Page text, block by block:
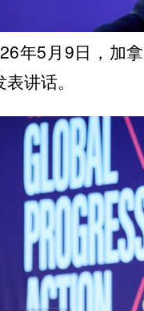
年5月9日，加
讲话。